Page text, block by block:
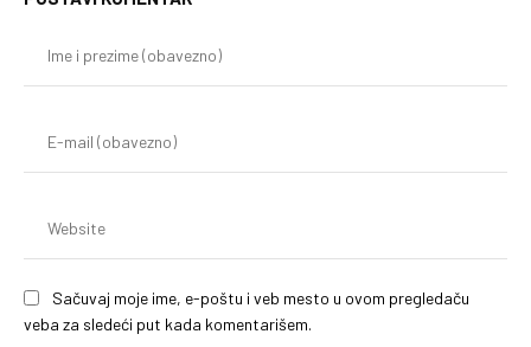
Sačuvaj moje ime, e-poštu i veb mesto u ovom pregledaču
veba za sledeći put kada komentarišem.